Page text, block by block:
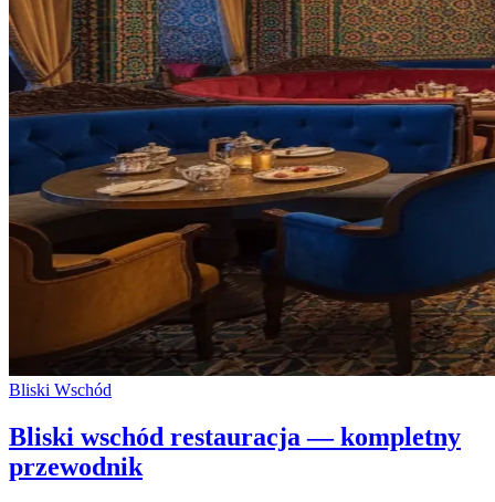
Bliski Wschód
Bliski wschód restauracja — kompletny
przewodnik